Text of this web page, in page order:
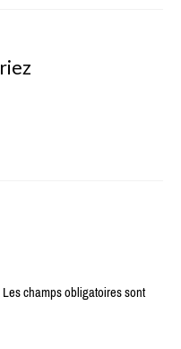
Les champs obligatoires sont